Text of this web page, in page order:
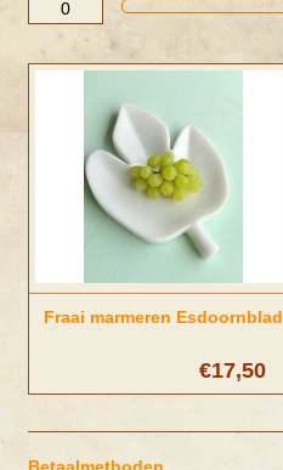
Fraai marmeren Esdoornblad
€17,50